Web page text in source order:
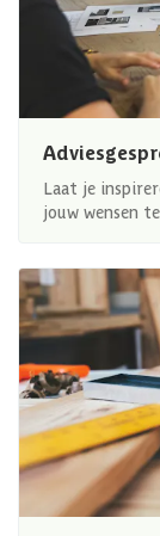
Laat je
jouw wensen